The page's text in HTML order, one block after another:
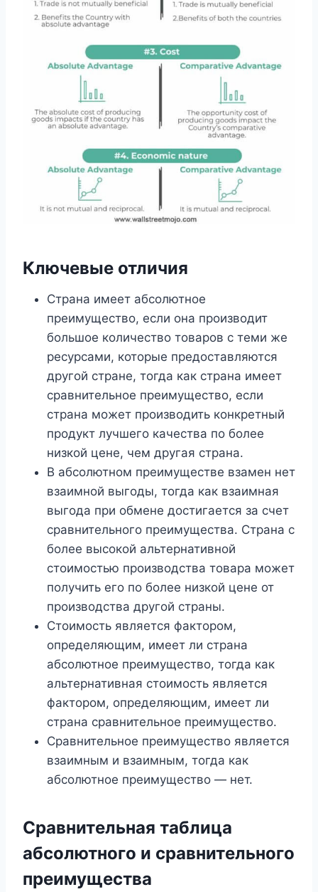
Ключевые отличия
Страна имеет абсолютное
преимущество, если она производит
большое количество товаров с теми же
ресурсами, которые предоставляются
другой стране, тогда как страна имеет
сравнительное преимущество, если
страна может производить конкретный
продукт лучшего качества по более
низкой цене, чем другая страна.
В абсолютном преимуществе взамен нет
взаимной выгоды, тогда как взаимная
выгода при обмене достигается за счет
сравнительного преимущества. Страна с
более высокой альтернативной
стоимостью производства товара может
получить его по более низкой цене от
производства другой страны.
Стоимость является фактором,
определяющим, имеет ли страна
абсолютное преимущество, тогда как
альтернативная стоимость является
фактором, определяющим, имеет ли
страна сравнительное преимущество.
Сравнительное преимущество является
взаимным и взаимным, тогда как
абсолютное преимущество — нет.
Сравнительная таблица
абсолютного и сравнительного
преимущества